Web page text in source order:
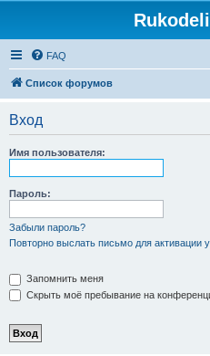
FAQ
Список форумов
Вход
Имя пользователя:
Пароль:
Забыли пароль?
Повторно выслать письмо для активации
Запомнить меня
Скрыть моё пребывание на